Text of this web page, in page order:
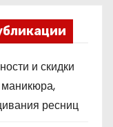
и скидки
ресниц